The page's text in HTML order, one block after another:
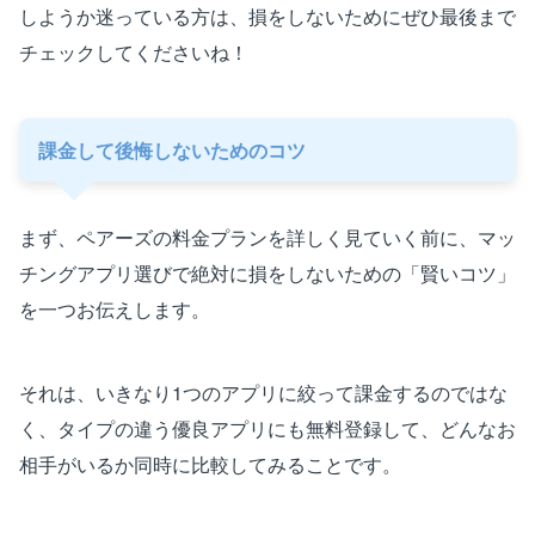
しようか迷っている方は、損をしないためにぜひ最後まで
チェックしてくださいね！
課金して後悔しないためのコツ
まず、ペアーズの料金プランを詳しく見ていく前に、マッ
チングアプリ選びで絶対に損をしないための「賢いコツ」
を一つお伝えします。
それは、いきなり1つのアプリに絞って課金するのではな
く、タイプの違う優良アプリにも無料登録して、どんなお
相手がいるか同時に比較してみることです。